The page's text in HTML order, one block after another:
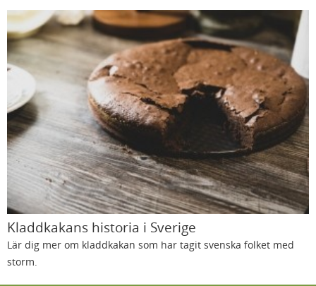
Kladdkakans historia i Sverige
Lär dig mer om kladdkakan som har tagit svenska folket med
storm.